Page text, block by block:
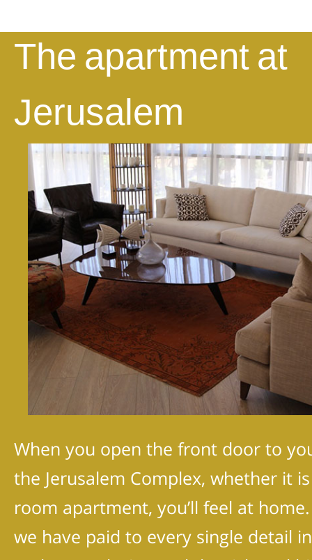
The apartment at
Jerusalem
When you open the front door to
the Jerusalem Complex, whether it
room apartment, you’ll feel at
we have paid to every single detail